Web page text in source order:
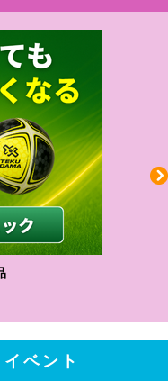
ベント